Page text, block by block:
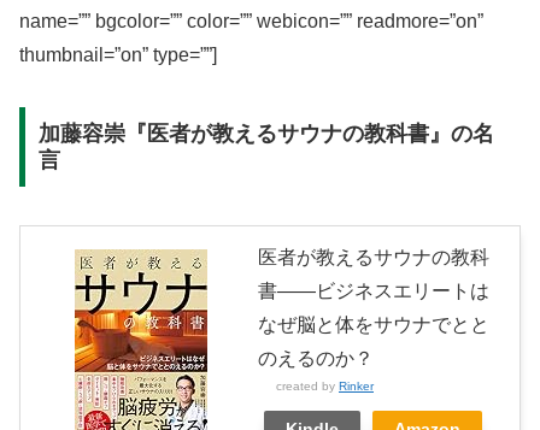
name=”” bgcolor=”” color=”” webicon=”” readmore=”on”
thumbnail=”on” type=””]
加藤容崇『医者が教えるサウナの教科書』の名
言
医者が教えるサウナの教科
書――ビジネスエリートは
なぜ脳と体をサウナでとと
のえるのか？
created by Rinker